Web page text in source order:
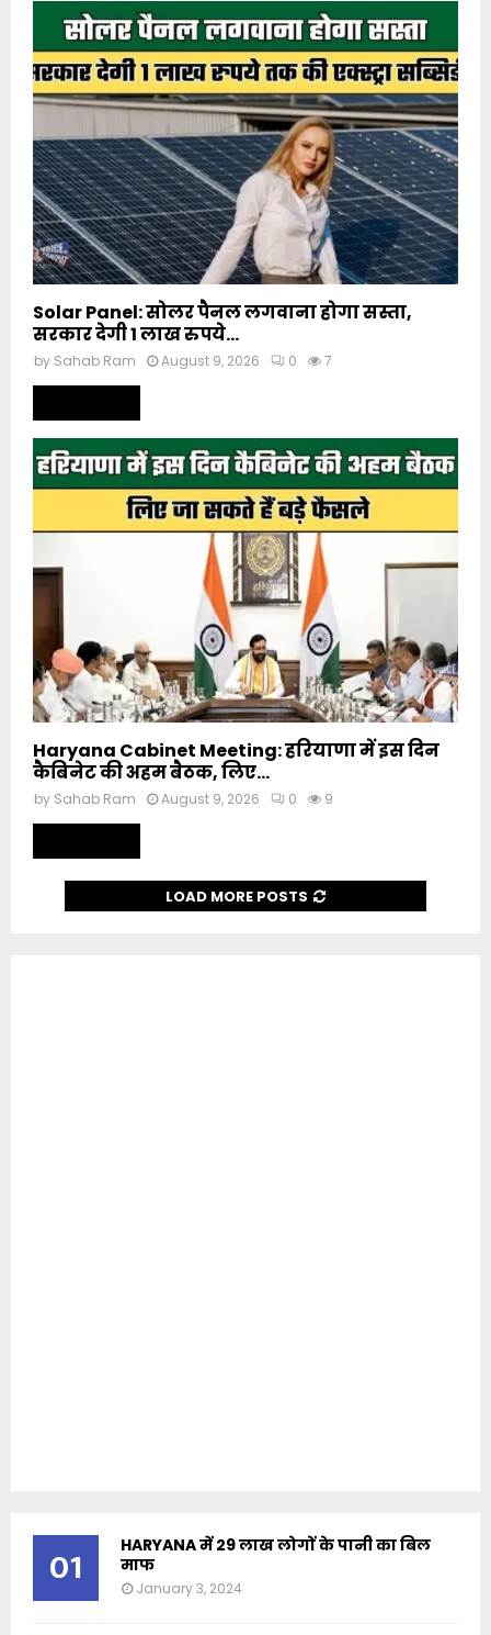
Solar Panel: सोलर पैनल लगवाना होगा सस्ता,
सरकार देगी 1 लाख रुपये...
by Sahab Ram August 9, 2026 0 7
Haryana Cabinet Meeting: हरियाणा में इस दिन
कैबिनेट की अहम बैठक, लिए...
by Sahab Ram August 9, 2026 0 9
LOAD MORE POSTS
01
HARYANA में 29 लाख लोगों के पानी का बिल
माफ
January 3, 2024